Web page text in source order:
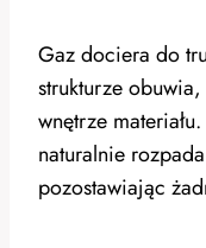
Gaz dociera do
strukturze
wnętrze
naturalnie
pozostawiając